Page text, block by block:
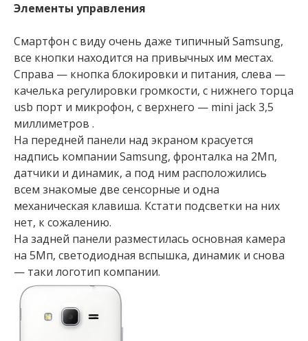
Элементы управления
Смартфон с виду очень даже типичный Samsung,
все кнопки находится на привычных им местах.
Справа — кнопка блокировки и питания, слева —
качелька регулировки громкости, с нижнего торца
usb порт и микрофон, с верхнего — mini jack 3,5
миллиметров .
На передней панели над экраном красуется
надпись компании Samsung, фронталка на 2Мп,
датчики и динамик, а под ним расположились
всем знакомые две сенсорные и одна
механическая клавиша. Кстати подсветки на них
нет, к сожалению.
На задней панели разместилась основная камера
на 5Мп, светодиодная вспышка, динамик и снова
— таки логотип компании.